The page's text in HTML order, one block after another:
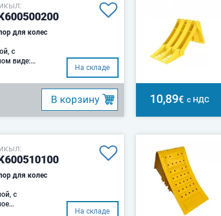
для колес
с
виде:
На складе
B корзину 10,89€ с НДС
для колес
с
На складе